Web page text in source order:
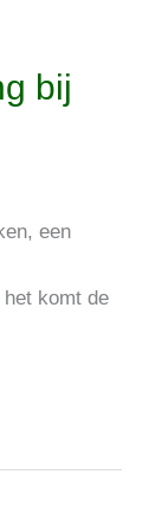
bij
een
komt de